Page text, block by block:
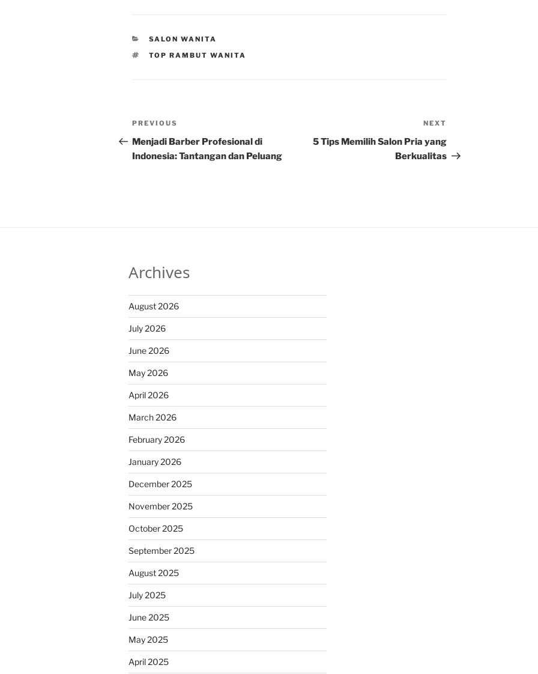
CATEGORIES
SALON WANITA
TAGS
TOP RAMBUT WANITA
Post
navigation
Previous
Post
PREVIOUS
Menjadi Barber Profesional di
Indonesia: Tantangan dan Peluang
Post
NEXT
5 Tips Memilih Salon Pria yang
Berkualitas
Archives
August 2026
July 2026
June 2026
May 2026
April 2026
March 2026
February 2026
January 2026
December 2025
November 2025
October 2025
September 2025
August 2025
July 2025
June 2025
May 2025
April 2025